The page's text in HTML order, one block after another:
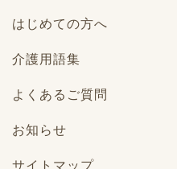
はじめての方へ
介護用語集
よくあるご質問
お知らせ
サイトマップ